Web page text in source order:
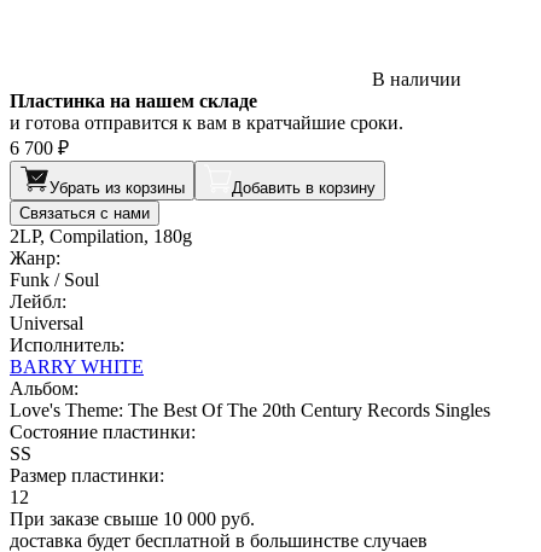
В наличии
Пластинка на нашем складе
и готова отправится к вам в кратчайшие сроки.
6 700 ₽
Убрать из корзины
Добавить в корзину
Связаться с нами
2LP, Compilation, 180g
Жанр:
Funk / Soul
Лейбл:
Universal
Исполнитель:
BARRY WHITE
Альбом:
Love's Theme: The Best Of The 20th Century Records Singles
Состояние пластинки:
SS
Размер пластинки:
12
При заказе свыше 10 000 руб.
доставка будет бесплатной в большинстве случаев